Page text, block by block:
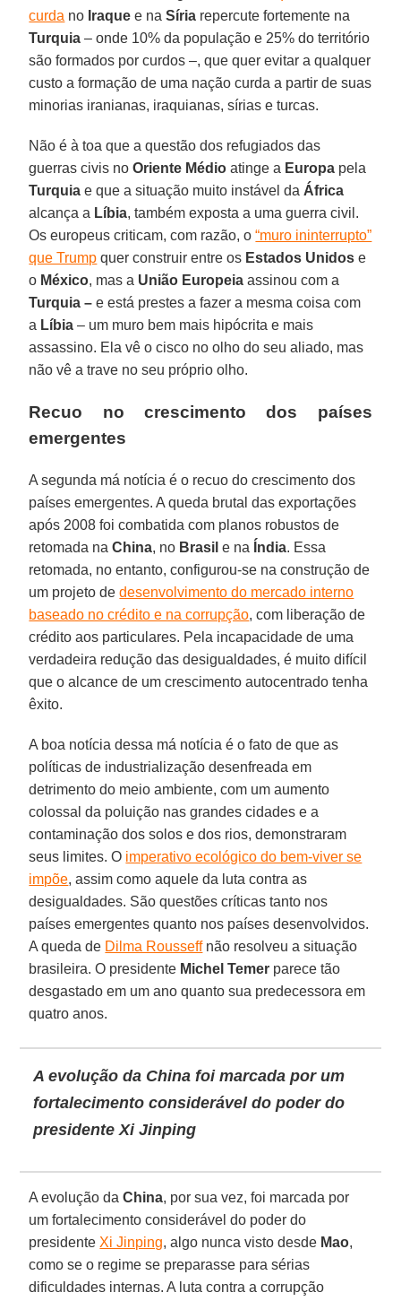
curda no Iraque e naSíria repercute fortemente na
Turquia – onde 10% da população e 25% do território
são formados por curdos –, que quer evitar a qualquer
custo a formação de uma nação curda a partir de suas
minorias iranianas, iraquianas, sírias e turcas.
Não é à toa que a questão dos refugiados das
guerras civis noOriente Médio atinge a Europa pela
Turquia e que a situação muito instável da África
alcança a Líbia, também exposta a uma guerra civil.
Os europeus criticam, com razão, o“muro ininterrupto”
que Trump quer construir entre os Estados Unidos e
o México, mas a União Europeia assinou com a
Turquia –e está prestes a fazer a mesma coisa com
a Líbia – um muro bem mais hipócrita e mais
assassino. Ela vê o cisco no olho do seu aliado, mas
não vê a trave no seu próprio olho.
Recuo no crescimento dos países
emergentes
A segunda má notícia é o recuo do crescimento dos
países emergentes. A queda brutal das exportações
após 2008 foi combatida com planos robustos de
retomada naChina, no Brasil e na Índia. Essa
retomada, no entanto, configurou-se na construção de
um projeto dedesenvolvimento do mercado interno
baseado no crédito e na corrupção, com liberação de
crédito aos particulares. Pela incapacidade de uma
verdadeira redução das desigualdades, é muito difícil
que o alcance de um crescimento autocentrado tenha
êxito.
A boa notícia dessa má notícia é o fato de que as
políticas de industrialização desenfreada em
detrimento do meio ambiente, com um aumento
colossal da poluição nas grandes cidades e a
contaminação dos solos e dos rios, demonstraram
seus limites. O imperativo ecológico do bem-viver se
impõe, assim como aquele da luta contra as
desigualdades. São questões críticas tanto nos
países emergentes quanto nos países desenvolvidos.
A queda de Dilma Rousseffnão resolveu a situação
brasileira. O presidente Michel Temer parece tão
desgastado em um ano quanto sua predecessora em
quatro anos.
A evolução da China foi marcada por um
fortalecimento considerável do poder do
presidente Xi Jinping
A evolução daChina, por sua vez, foi marcada por
um fortalecimento considerável do poder do
presidente Xi Jinping, algo nunca visto desde Mao,
como se o regime se preparasse para sérias
dificuldades internas. A luta contra a corrupção